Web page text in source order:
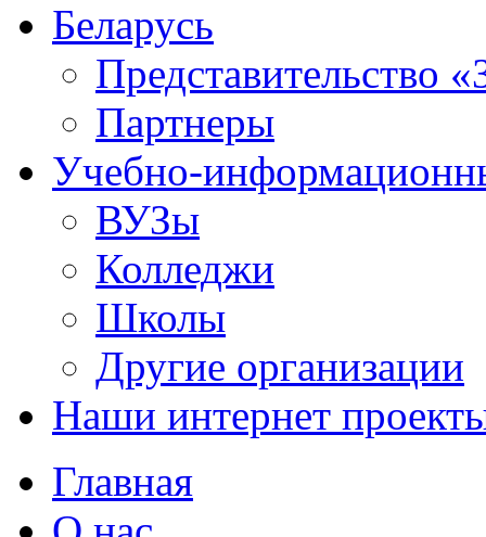
Беларусь
Представительство
Партнеры
Учебно-
ВУЗы
Колледжи
Школы
Другие организации
Наши интернет
Главная